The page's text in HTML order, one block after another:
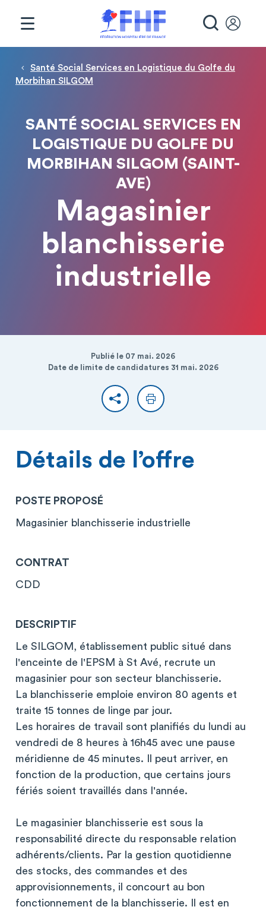
Fil d'Ariane
Santé Social Services en Logistique du Golfe du
Morbihan SILGOM
SANTÉ SOCIAL SERVICES EN
LOGISTIQUE DU GOLFE DU
MORBIHAN SILGOM (SAINT-
AVE)
Magasinier
blanchisserie
industrielle
Publié le 07 mai. 2026
Date de limite de candidatures 31 mai. 2026
PartagerImprimer
Détails de l’offre
POSTE PROPOSÉ
Magasinier blanchisserie industrielle
CONTRAT
CDD
DESCRIPTIF
Le SILGOM, établissement public situé dans
l'enceinte de l'EPSM à St Avé, recrute un
magasinier pour son secteur blanchisserie.
La blanchisserie emploie environ 80 agents et
traite 15 tonnes de linge par jour.
Les horaires de travail sont planifiés du lundi au
vendredi de 8 heures à 16h45 avec une pause
méridienne de 45 minutes. Il peut arriver, en
fonction de la production, que certains jours
fériés soient travaillés dans l'année.
Le magasinier blanchisserie est sous la
responsabilité directe du responsable relation
adhérents/clients. Par la gestion quotidienne
des stocks, des commandes et des
approvisionnements, il concourt au bon
fonctionnement de la blanchisserie. Il est en
Panneau de gestion des cookies